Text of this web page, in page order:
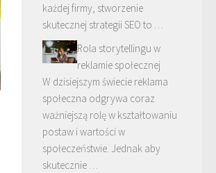
każdej firmy, stworzenie
skutecznej strategii SEO to …
Rola storytellingu w
reklamie społecznej
W dzisiejszym świecie reklama
społeczna odgrywa coraz
ważniejszą rolę w kształtowaniu
postaw i wartości w
społeczeństwie. Jednak aby
skutecznie …